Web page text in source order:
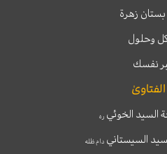
زهرة
وحلول
نفسك
السيد الخوئيره
السيستانيدام ظله